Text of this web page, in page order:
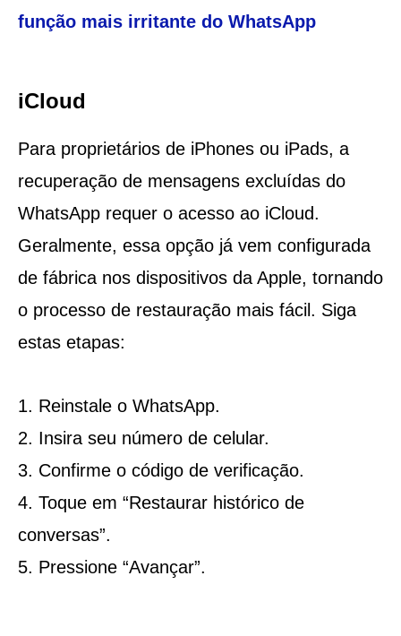
função mais irritante do WhatsApp
iCloud
Para proprietários de iPhones ou iPads, a
recuperação de mensagens excluídas do
WhatsApp requer o acesso ao iCloud.
Geralmente, essa opção já vem configurada
de fábrica nos dispositivos da Apple, tornando
o processo de restauração mais fácil. Siga
estas etapas:
Reinstale o WhatsApp.
Insira seu número de celular.
Confirme o código de verificação.
Toque em “Restaurar histórico de
conversas”.
Pressione “Avançar”.